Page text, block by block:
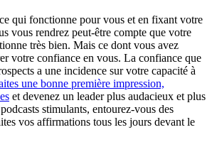
qui fonctionne pour vous et en fixant votre
vous rendrez peut-être compte que votre
très bien. Mais ce dont vous avez
votre confiance en vous. La confiance que
a une incidence sur votre capacité à
une bonne première impression,
et devenez un leader plus audacieux et plus
stimulants, entourez-vous des
vos affirmations tous les jours devant le